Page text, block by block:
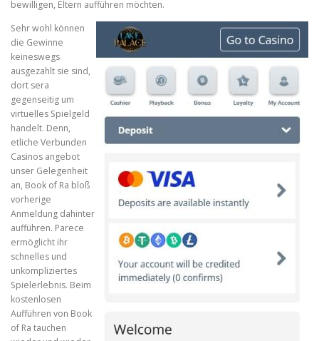
bewilligen, Eltern aufführen möchten.
Sehr wohl können
die Gewinne
keineswegs
ausgezahlt sie sind,
dort sera
gegenseitig um
virtuelles Spielgeld
handelt. Denn,
etliche Verbunden
Casinos angebot
unser Gelegenheit
an, Book of Ra bloß
vorherige
Anmeldung dahinter
aufführen. Parece
ermöglicht ihr
schnelles und
unkompliziertes
Spielerlebnis. Beim
kostenlosen
Aufführen von Book
of Ra tauchen